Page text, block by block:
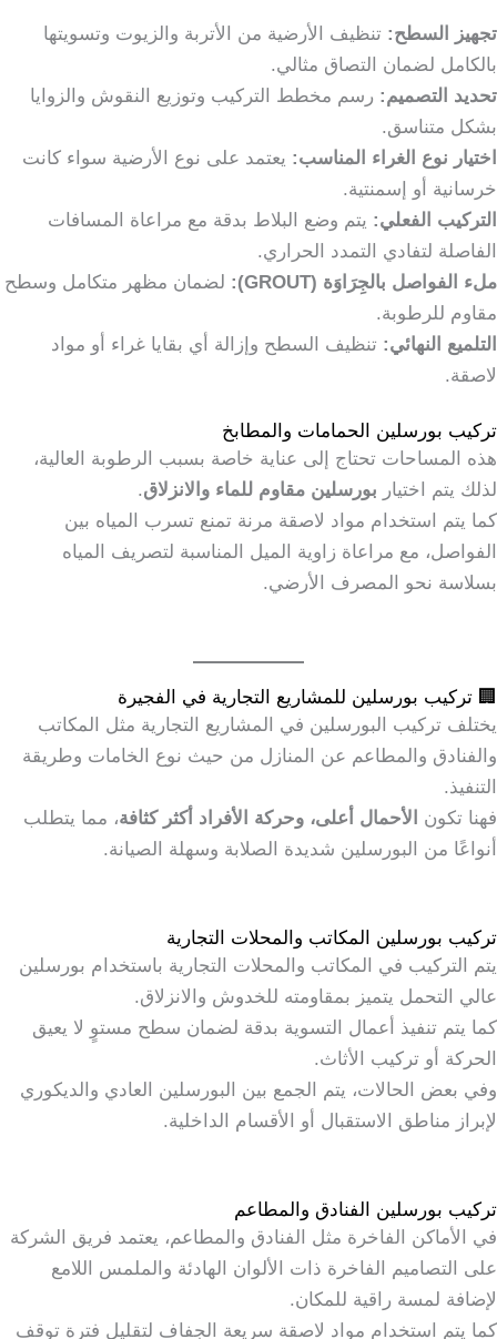
تجهيز السطح: تنظيف الأرضية من الأتربة والزيوت وتسويتها
بالكامل لضمان التصاق مثالي.
تحديد التصميم: رسم مخطط التركيب وتوزيع النقوش والزوايا
بشكل متناسق.
اختيار نوع الغراء المناسب: يعتمد على نوع الأرضية سواء كانت
خرسانية أو إسمنتية.
التركيب الفعلي: يتم وضع البلاط بدقة مع مراعاة المسافات
الفاصلة لتفادي التمدد الحراري.
ملء الفواصل بالجِرَاوَة (GROUT):
لضمان مظهر متكامل وسطح
مقاوم للرطوبة.
التلميع النهائي: تنظيف السطح وإزالة أي بقايا غراء أو مواد
لاصقة.
تركيب بورسلين الحمامات والمطابخ
هذه المساحات تحتاج إلى عناية خاصة بسبب الرطوبة العالية،
لذلك يتم اختيار بورسلين مقاوم للماء والانزلاق.
كما يتم استخدام مواد لاصقة مرنة تمنع تسرب المياه بين
الفواصل، مع مراعاة زاوية الميل المناسبة لتصريف المياه
بسلاسة نحو المصرف الأرضي.
🏢 تركيب بورسلين للمشاريع التجارية في الفجيرة
يختلف تركيب البورسلين في المشاريع التجارية مثل المكاتب
والفنادق والمطاعم عن المنازل من حيث نوع الخامات وطريقة
التنفيذ.
فهنا تكون
الأحمال أعلى، وحركة الأفراد أكثر كثافة، مما يتطلب
أنواعًا من البورسلين شديدة الصلابة وسهلة الصيانة.
تركيب بورسلين المكاتب والمحلات التجارية
يتم التركيب في المكاتب والمحلات التجارية باستخدام بورسلين
عالي التحمل يتميز بمقاومته للخدوش والانزلاق.
كما يتم تنفيذ أعمال التسوية بدقة لضمان سطح مستوٍ لا يعيق
الحركة أو تركيب الأثاث.
وفي بعض الحالات، يتم الجمع بين البورسلين العادي والديكوري
لإبراز مناطق الاستقبال أو الأقسام الداخلية.
تركيب بورسلين الفنادق والمطاعم
في الأماكن الفاخرة مثل الفنادق والمطاعم، يعتمد فريق الشركة
على التصاميم الفاخرة ذات الألوان الهادئة والملمس اللامع
لإضافة لمسة راقية للمكان.
كما يتم استخدام مواد لاصقة سريعة الجفاف لتقليل فترة توقف